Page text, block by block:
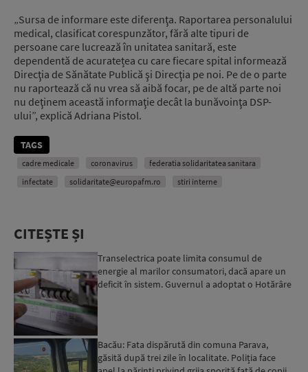
„Sursa de informare este diferenţa. Raportarea personalului
medical, clasificat corespunzător, fără alte tipuri de
persoane care lucrează în unitatea sanitară, este
dependentă de acuratețea cu care fiecare spital informează
Direcţia de Sănătate Publică şi Direcţia pe noi. Pe de o parte
nu raportează că nu vrea să aibă focar, pe de altă parte noi
nu deţinem această informaţie decât la bunăvoinţa DSP-
ului”, explică Adriana Pistol.
TAGS
cadre medicale coronavirus
federatia solidaritatea sanitara
infectate
solidaritate@europafm.ro stiri interne
CITEȘTE ȘI
Transelectrica poate limita consumul de
energie al marilor consumatori, dacă apare un
deficit în sistem. Guvernul a adoptat o Hotărâre
Bacău: Fata dispărută din comuna Parava,
găsită după trei zile în localitate. Poliția face